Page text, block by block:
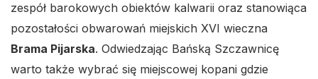
zespół barokowych obiektów kalwarii oraz stanowiąca
pozostałości obwarowań miejskich XVI wieczna
Brama Pijarska. Odwiedzając Bańską Szczawnicę
warto także wybrać się miejscowej kopani gdzie